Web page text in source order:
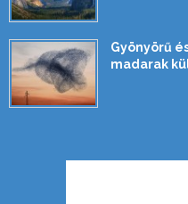
Gyönyörű
madarak